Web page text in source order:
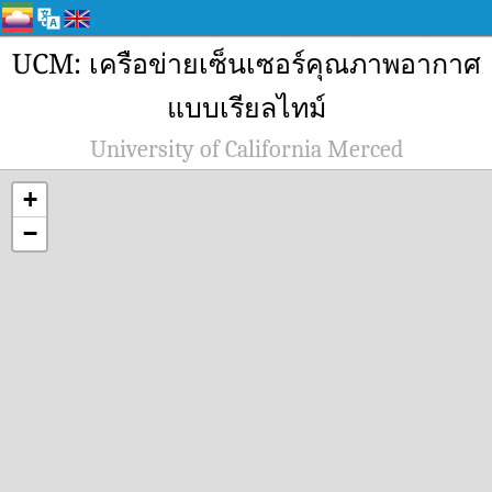
UCM: เครือข่ายเซ็นเซอร์คุณภาพอากาศ
แบบเรียลไทม์
University of California Merced
+
−